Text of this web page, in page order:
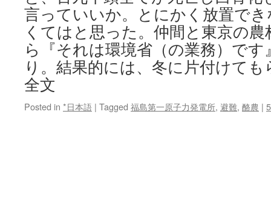
言っていいか。とにかく放置で
くてはと思った。仲間と東京の
ら『それは環境省（の業務）で
り。結果的には、冬に片付けて
全文
Posted in *日本語 | Tagged 福島第一原子力発電所, 避難, 酪農 |